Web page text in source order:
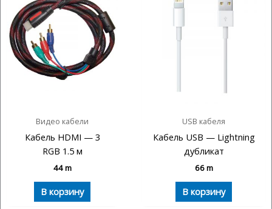
Видео кабели
Кабель HDMI — 3
RGB 1.5 м
44m
В корзину
USB кабеля
Кабель USB — Lightning
дубликат
66m
В корзину